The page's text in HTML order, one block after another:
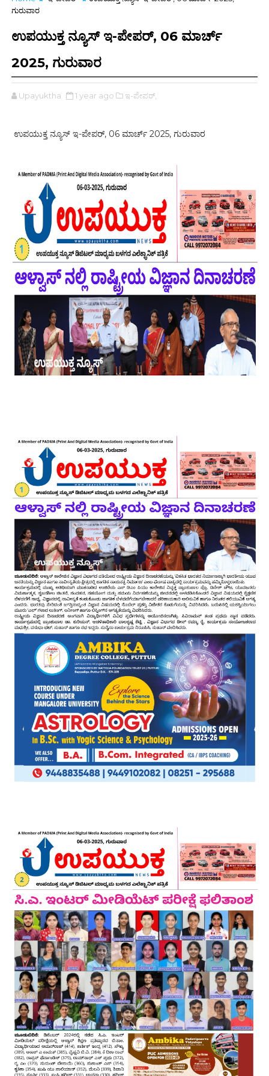
ಗುರುವಾರ
ಉಪಯುಕ್ತ ನ್ಯೂಸ್ ಇ-ಪೇಪರ್, 06 ಮಾರ್ಚ್
2025, ಗುರುವಾರ
Upayuktha 1 year ago ಇ-ಪೇಪರ್‌,
ಉಪಯುಕ್ತ ನ್ಯೂಸ್ ಇ-ಪೇಪರ್, 06 ಮಾರ್ಚ್ 2025, ಗುರುವಾರ